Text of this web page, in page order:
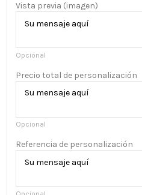
Vista previa (imagen)
Opcional
Precio total de personalización
Opcional
Referencia de personalización